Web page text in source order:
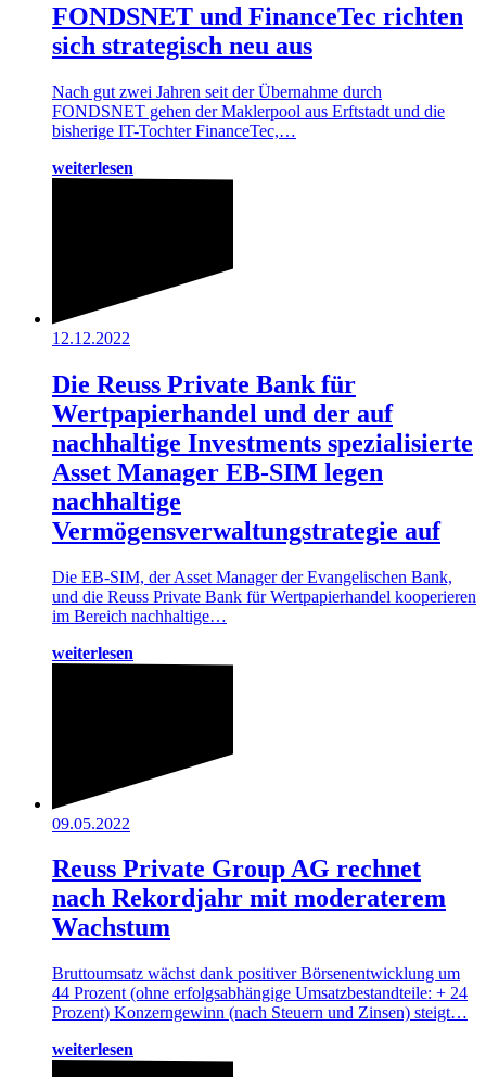
FONDSNET und FinanceTec richten
sich strategisch neu aus
Nach gut zwei Jahren seit der Übernahme durch
FONDSNET gehen der Maklerpool aus Erftstadt und die
bisherige IT-Tochter FinanceTec,…
weiterlesen
12.12.2022
Die Reuss Private Bank für
Wertpapierhandel und der auf
nachhaltige Investments spezialisierte
Asset Manager EB-SIM legen
nachhaltige
Vermögensverwaltungstrategie auf
Die EB-SIM, der Asset Manager der Evangelischen Bank,
und die Reuss Private Bank für Wertpapierhandel kooperieren
im Bereich nachhaltige…
weiterlesen
09.05.2022
Reuss Private Group AG rechnet
nach Rekordjahr mit moderaterem
Wachstum
Bruttoumsatz wächst dank positiver Börsenentwicklung um
44 Prozent (ohne erfolgsabhängige Umsatzbestandteile: + 24
Prozent) Konzerngewinn (nach Steuern und Zinsen) steigt…
weiterlesen